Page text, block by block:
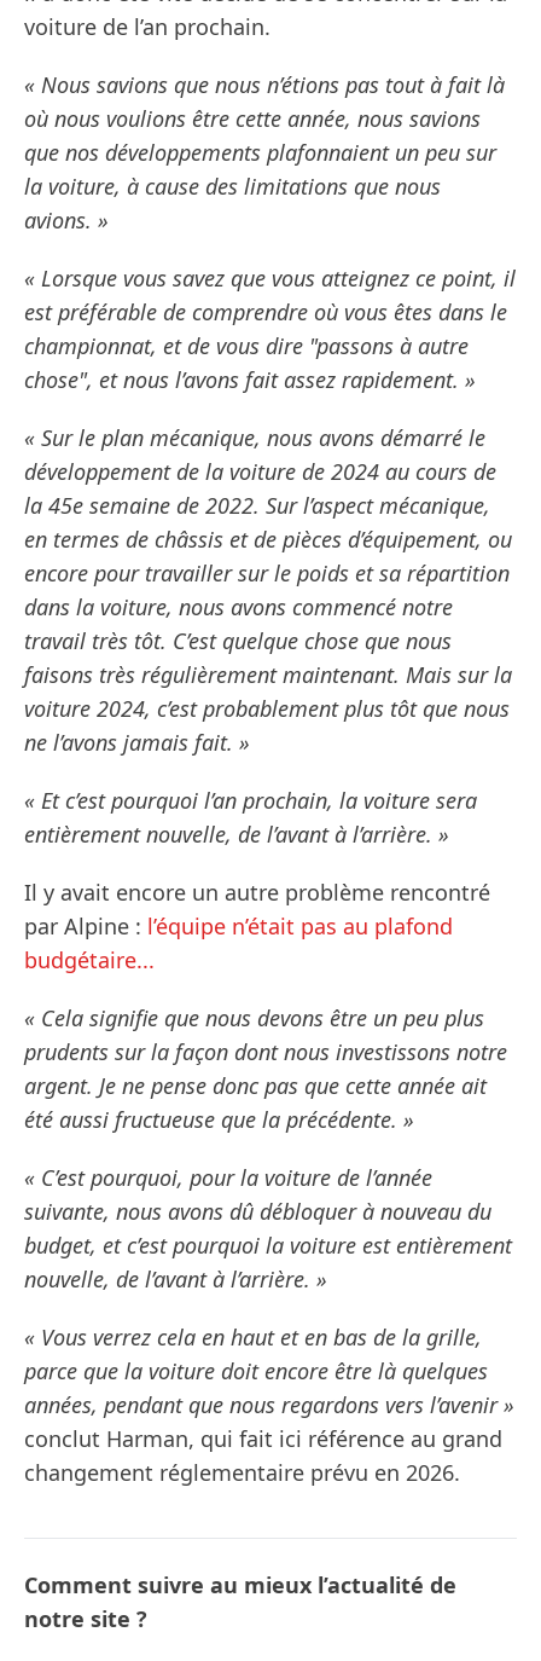
voiture de l’an prochain.
« Nous savions que nous n’étions pas tout à fait là
où nous voulions être cette année, nous savions
que nos développements plafonnaient un peu sur
la voiture, à cause des limitations que nous
avions. »
« Lorsque vous savez que vous atteignez ce point, il
est préférable de comprendre où vous êtes dans le
championnat, et de vous dire "passons à autre
chose", et nous l’avons fait assez rapidement. »
« Sur le plan mécanique, nous avons démarré le
développement de la voiture de 2024 au cours de
la 45e semaine de 2022. Sur l’aspect mécanique,
en termes de châssis et de pièces d’équipement, ou
encore pour travailler sur le poids et sa répartition
dans la voiture, nous avons commencé notre
travail très tôt. C’est quelque chose que nous
faisons très régulièrement maintenant. Mais sur la
voiture 2024, c’est probablement plus tôt que nous
ne l’avons jamais fait. »
« Et c’est pourquoi l’an prochain, la voiture sera
entièrement nouvelle, de l’avant à l’arrière. »
Il y avait encore un autre problème rencontré
par Alpine : l’équipe n’était pas au plafond
budgétaire...
« Cela signifie que nous devons être un peu plus
prudents sur la façon dont nous investissons notre
argent. Je ne pense donc pas que cette année ait
été aussi fructueuse que la précédente. »
« C’est pourquoi, pour la voiture de l’année
suivante, nous avons dû débloquer à nouveau du
budget, et c’est pourquoi la voiture est entièrement
nouvelle, de l’avant à l’arrière. »
« Vous verrez cela en haut et en bas de la grille,
parce que la voiture doit encore être là quelques
années, pendant que nous regardons vers l’avenir »
conclut Harman, qui fait ici référence au grand
changement réglementaire prévu en 2026.
Comment suivre au mieux l’actualité de
notre site ?